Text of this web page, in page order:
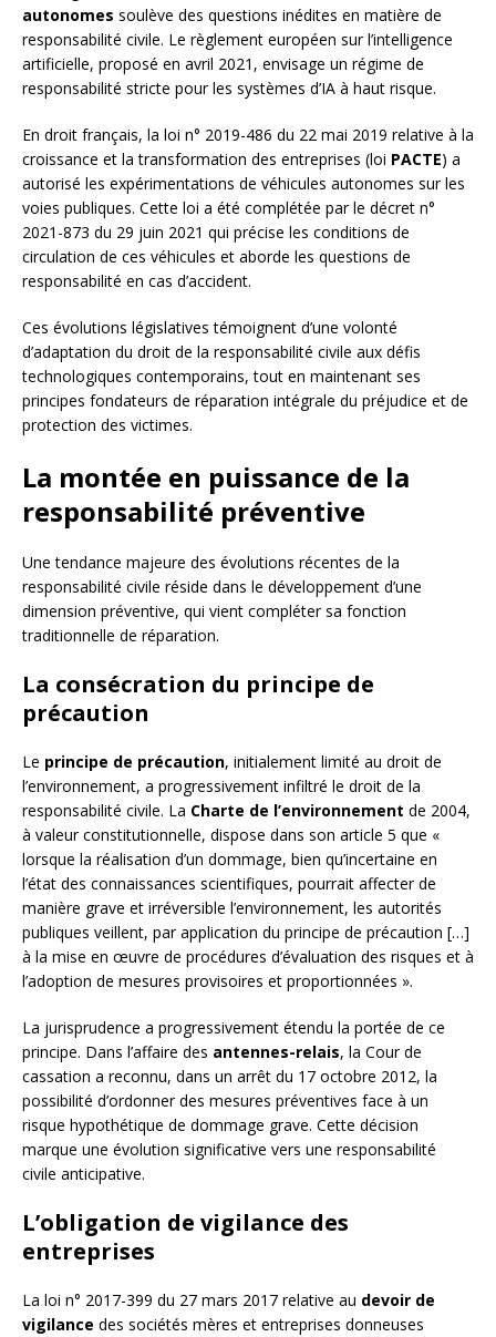
autonomes soulève des questions inédites en matière de
responsabilité civile. Le règlement européen sur l’intelligence
artificielle, proposé en avril 2021, envisage un régime de
responsabilité stricte pour les systèmes d’IA à haut risque.
En droit français, la loi n° 2019-486 du 22 mai 2019 relative à la
croissance et la transformation des entreprises (loi PACTE) a
autorisé les expérimentations de véhicules autonomes sur les
voies publiques. Cette loi a été complétée par le décret n°
2021-873 du 29 juin 2021 qui précise les conditions de
circulation de ces véhicules et aborde les questions de
responsabilité en cas d’accident.
Ces évolutions législatives témoignent d’une volonté
d’adaptation du droit de la responsabilité civile aux défis
technologiques contemporains, tout en maintenant ses
principes fondateurs de réparation intégrale du préjudice et de
protection des victimes.
La montée en puissance de la
responsabilité préventive
Une tendance majeure des évolutions récentes de la
responsabilité civile réside dans le développement d’une
dimension préventive, qui vient compléter sa fonction
traditionnelle de réparation.
La consécration du principe de
précaution
Le principe de précaution, initialement limité au droit de
l’environnement, a progressivement infiltré le droit de la
responsabilité civile. La Charte de l’environnement de 2004,
à valeur constitutionnelle, dispose dans son article 5 que «
lorsque la réalisation d’un dommage, bien qu’incertaine en
l’état des connaissances scientifiques, pourrait affecter de
manière grave et irréversible l’environnement, les autorités
publiques veillent, par application du principe de précaution […]
à la mise en œuvre de procédures d’évaluation des risques et à
l’adoption de mesures provisoires et proportionnées ».
La jurisprudence a progressivement étendu la portée de ce
principe. Dans l’affaire des antennes-relais, la Cour de
cassation a reconnu, dans un arrêt du 17 octobre 2012, la
possibilité d’ordonner des mesures préventives face à un
risque hypothétique de dommage grave. Cette décision
marque une évolution significative vers une responsabilité
civile anticipative.
L’obligation de vigilance des
entreprises
La loi n° 2017-399 du 27 mars 2017 relative au devoir de
vigilance des sociétés mères et entreprises donneuses